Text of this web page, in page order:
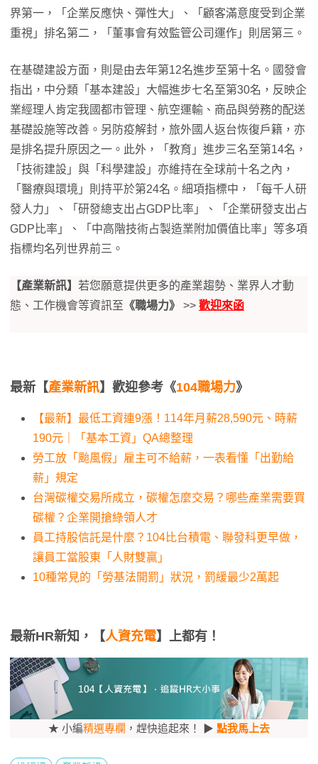
界第一，「企業反應快、彈性大」、「顧客滿意度受到企業
重視」排名第二，「董事會有效監管公司運作」則居第三。
在基礎建設方面，則是由去年第12名進步至第十名。國發會
指出，中分類「基本建設」大幅進步七名至第30名，反映企
業經理人肯定我國都市管理、航空運輸、商品與勞務的配送
基礎設施等改善。另防疫解封，旅外國人返台恢復戶籍，亦
是排名提升原因之一。此外，「教育」進步三名至第14名，
「技術建設」與「科學建設」亦維持在全球前十名之內，
「醫療與環境」則持平於第24名。細項指標中，「每千人研
發人力」、「研發總支出占GDP比率」、「企業研發支出占
GDP比率」、「中高階技術占製造業附加價值比率」等多項
指標均名列世界前三。
【產業新訊】 若您願意提供更多的產業趨勢、業界人才動
態、工作機會等資訊至 《職場力》 >> 歡迎來函
最新【產業新訊】歡迎參考《104職場力》
【最新】最低工資連9漲！114年月薪28,590元、時薪
190元｜「基本工資」QA總整理
勞工放「颱風假」雇主可不給薪，一表看懂「出勤給
薪」規定
台灣碳權交易所成立，碳權怎麼交易？哪些產業需要買
碳權？企業開搶綠領人才
員工持股信託是什麼？104比台積電、聯發科更早做，
讓員工當股東「人財雙贏」
10種常見的「勞基法開罰」狀況，罰緩最少2萬起
最新HR新知，【人資充電】上都有！
★ 小編精選專欄 ，趕快追起來！ ▶ 點我馬上去